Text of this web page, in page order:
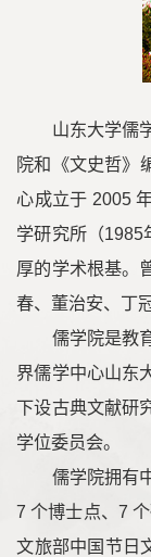
山东大学儒
院和《文史哲》
心成立于 2005
学研究所（1985
厚的学术根基。
春、董治安、丁
儒学院是教
界儒学中心山东
下设古典文献研
学位委员会。
儒学院拥有
7 个博士点、7
文旅部中国节日